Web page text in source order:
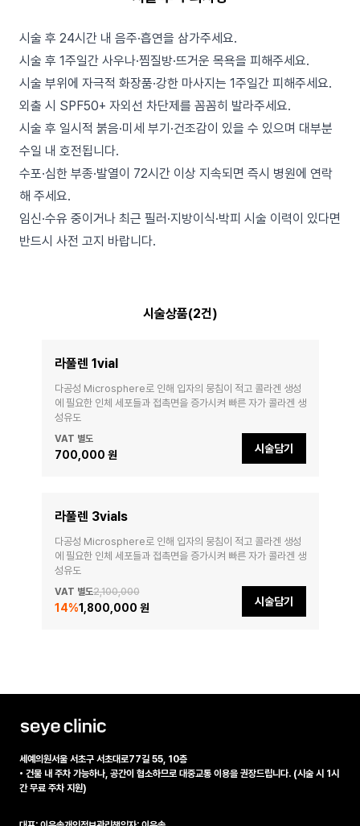
시술 후 24시간 내 음주·흡연을 삼가주세요.
시술 후 1주일간 사우나·찜질방·뜨거운 목욕을 피해주세요.
시술 부위에 자극적 화장품·강한 마사지는 1주일간 피해주세요.
외출 시 SPF50+ 자외선 차단제를 꼼꼼히 발라주세요.
시술 후 일시적 붉음·미세 부기·건조감이 있을 수 있으며 대부분
수일 내 호전됩니다.
수포·심한 부종·발열이 72시간 이상 지속되면 즉시 병원에 연락
해 주세요.
임신·수유 중이거나 최근 필러·지방이식·박피 시술 이력이 있다면
반드시 사전 고지 바랍니다.
시술상품(2건)
라풀렌 1vial
다공성 Microsphere로 인해 입자의 뭉침이 적고 콜라겐 생성
에 필요한 인체 세포들과 접촉면을 증가시켜 빠른 자가 콜라겐 생
성유도
VAT 별도
700,000 원 시술담기
라풀렌 3vials
다공성 Microsphere로 인해 입자의 뭉침이 적고 콜라겐 생성
에 필요한 인체 세포들과 접촉면을 증가시켜 빠른 자가 콜라겐 생
성유도
VAT 별도2,100,000
14%1,800,000 원 시술담기
세예의원서울 서초구 서초대로77길 55, 10층
• 건물 내 주차 가능하나, 공간이 협소하므로 대중교통 이용을 권장드립니다. (시술 시 1시
간 무료 주차 지원)